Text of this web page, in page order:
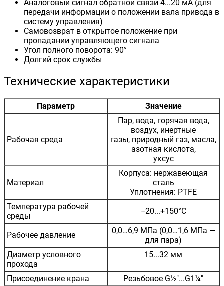
Аналоговый сигнал обратной связи 4...20 мА (для
передачи информации о положении вала привода в
систему управления)
Самовозврат в открытое положение при
пропадании управляющего сигнала
Угол полного поворота: 90°
Долгий срок службы
Технические характеристики
Параметр Значение
Рабочая среда
Пар, вода, горячая вода,
воздух, инертные
газы, природный газ, масла,
азотная кислота,
уксус
Материал
Корпуса: нержавеющая
сталь
Уплотнения: PTFE
Температура рабочей
среды
−20...+150°C
Рабочее давление
0,0…6,9 МПа (0,0…1,6 МПа —
для пара)
Диаметр условного
прохода
15...32 мм
Присоединение крана
Резьбовое G½"...G1¼"